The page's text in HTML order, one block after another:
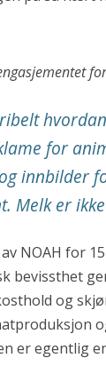
for
innbilder
Melk er
NOAH for
bevissthet
og
er egentlig